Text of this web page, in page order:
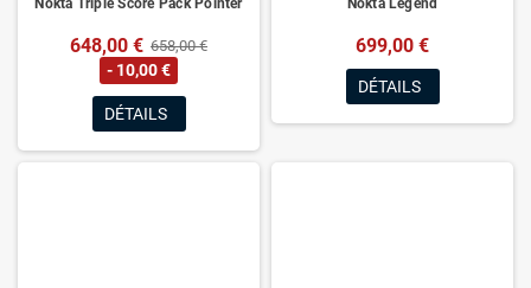
Nokta Triple Score Pack Pointer
648,00 € 658,00 €
- 10,00 €
DÉTAILS
Nokta Legend
699,00 €
DÉTAILS